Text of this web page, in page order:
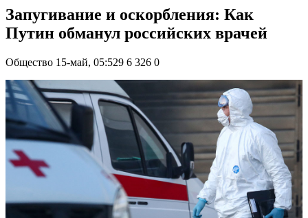
Запугивание и оскорбления: Как
Путин обманул российских врачей
Общество 15-май, 05:529 6 326 0